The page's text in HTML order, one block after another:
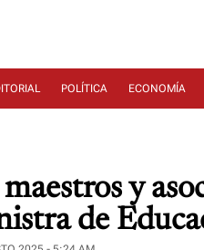
POLÍTICA ECONOMÍA
y
de